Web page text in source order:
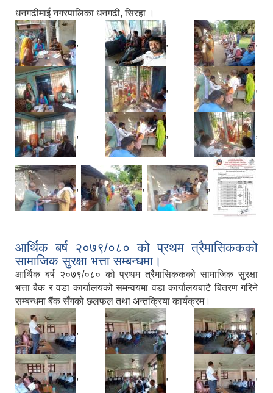
धनगढीमाई नगरपालिका धनगढी, सिरहा ।
, , ,
, , ,
, , ,
, , ,
आर्थिक बर्ष २०७९/०८० को प्रथम त्रैमासिककको
सामाजिक सुरक्षा भत्ता सम्बन्धमा।
आर्थिक बर्ष २०७९/०८० को प्रथम त्रैमासिककको सामाजिक सुरक्षा
भत्ता बैक र वडा कार्यालयको समन्वयमा वडा कार्यालयबाटै बितरण गरिने
सम्बन्धमा बैंक सँगको छलफल तथा अन्तक्रिया कार्यक्रम।
, , ,
, , ,